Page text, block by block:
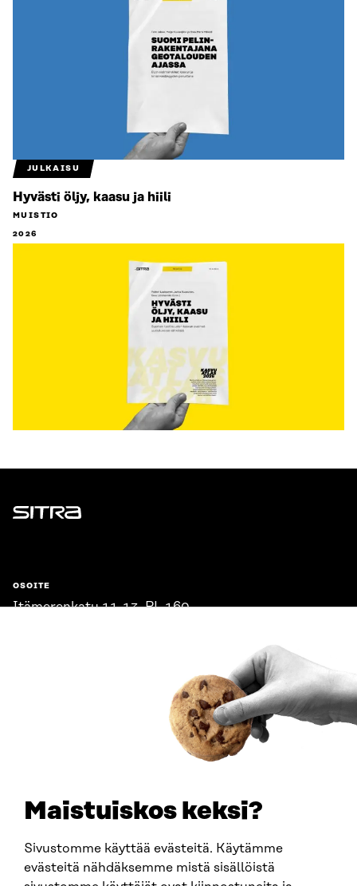
Maistuiskos keksi?
Sivustomme käyttää evästeitä. Käytämme
evästeitä nähdäksemme mistä sisällöistä
JULKAISU
Hyvästi öljy, kaasu ja hiili
MUISTIO
2026
Sitra
OSOITE
Itämerenkatu 11-13, PL 160,
SITRA SOSIAALISESSA MEDIASSA